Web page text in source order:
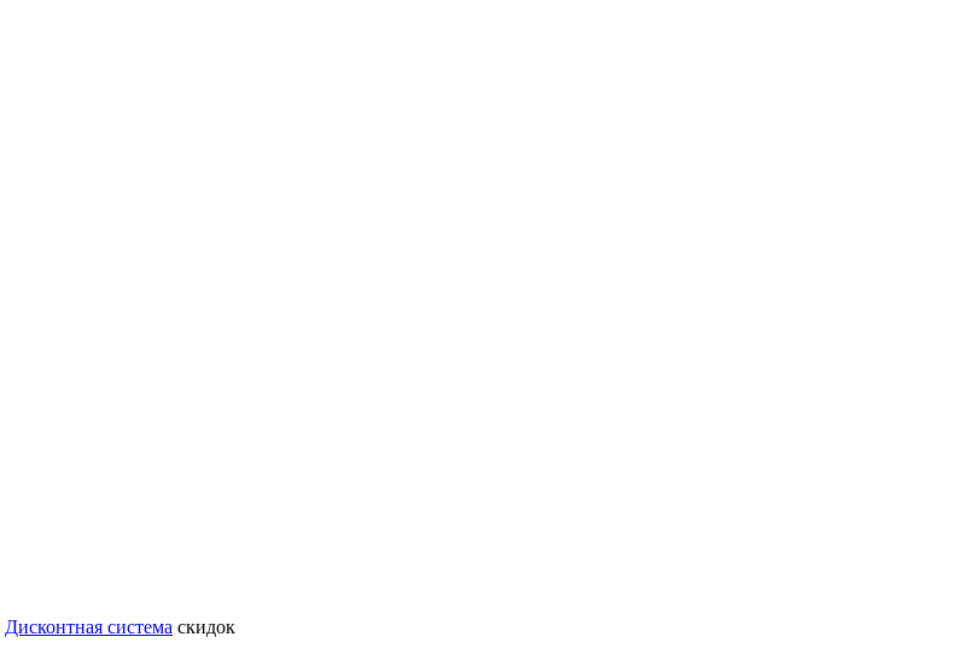
Дисконтная система скидок